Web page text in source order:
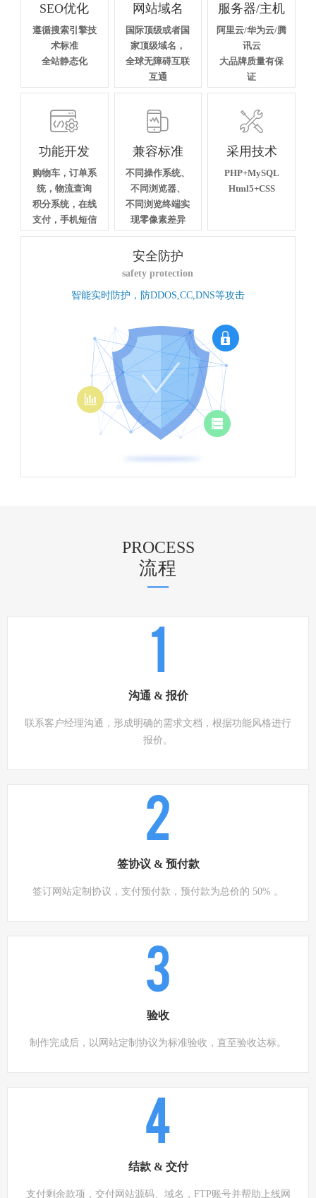
SEO优化
遵循搜索引擎技
术标准
全站静态化
网站域名
国际顶级或者国
家顶级域名，
全球无障碍互联
互通
服务器/主机
阿里云/华为云/腾
讯云
大品牌质量有保
证

功能开发
购物车，订单系
统，物流查询
积分系统，在线
支付，手机短信

兼容标准
不同操作系统、
不同浏览器、
不同浏览终端实
现零像素差异

采用技术
PHP+MySQL
Html5+CSS
安全防护
safety protection
智能实时防护，防DDOS,CC,DNS等攻击
PROCESS
流程
沟通 & 报价
联系客户经理沟通，形成明确的需求文档，根据功能风格进行
报价。
2
签协议 & 预付款
签订网站定制协议，支付预付款，预付款为总价的 50% 。
3
验收
制作完成后，以网站定制协议为标准验收，直至验收达标。
4
结款 & 交付
支付剩余款项，交付网站源码、域名，FTP账号并帮助上线网